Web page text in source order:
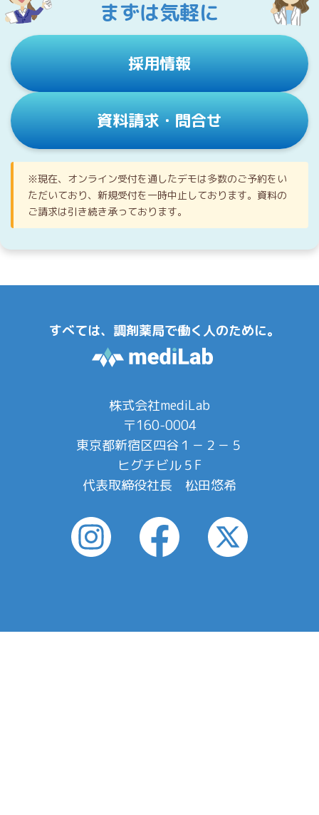
まずは気軽に
採用情報
資料請求・問合せ
※現在、オンライン受付を通したデモは多数のご予約をい
ただいており、新規受付を一時中止しております。資料の
ご請求は引き続き承っております。
すべては、調剤薬局で働く人のために。
株式会社mediLab
〒160-0004
東京都新宿区四谷１－２－５
ヒグチビル５F
代表取締役社長 松田悠希